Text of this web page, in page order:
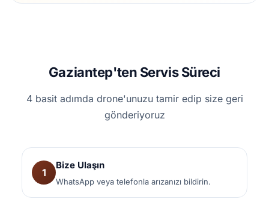
Gaziantep'ten Servis Süreci
4 basit adımda drone'unuzu tamir edip size geri
gönderiyoruz
1
Bize Ulaşın
WhatsApp veya telefonla arızanızı bildirin.